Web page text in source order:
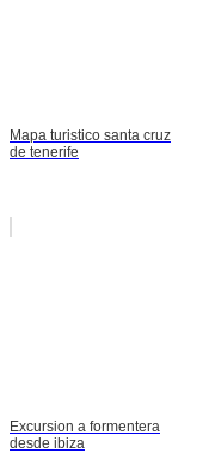
Mapa turistico santa cruz
de tenerife
Excursion a formentera
desde ibiza